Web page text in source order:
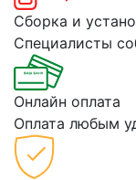
Сборка и
Специалисты
Онлайн оплата
Оплата любым